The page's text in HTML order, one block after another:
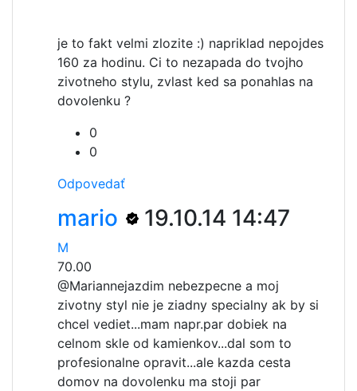
je to fakt velmi zlozite :) napriklad nepojdes
160 za hodinu. Ci to nezapada do tvojho
zivotneho stylu, zvlast ked sa ponahlas na
dovolenku ?
0
0
Odpovedať
mario 19.10.14 14:47
M
70.00
@Mariannejazdim nebezpecne a moj
zivotny styl nie je ziadny specialny ak by si
chcel vediet...mam napr.par dobiek na
celnom skle od kamienkov...dal som to
profesionalne opravit...ale kazda cesta
domov na dovolenku ma stoji par